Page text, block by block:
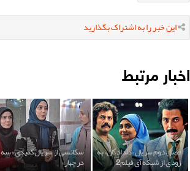
این خبر را به اشتراک بگذارید
اخبار مرتبط
فصل دوم سریال «دلدادگان» به
زودی از شبکه آی فیلم2
سکانسی از سریال کمیدی « سه
در چهار»